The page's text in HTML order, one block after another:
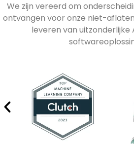
We zijn vereerd om
ontvangen voor onze niet-
leveren van uitzonderlijke